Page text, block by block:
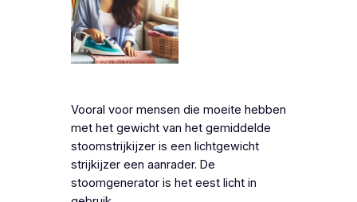
Vooral voor mensen die moeite hebben
met het gewicht van het gemiddelde
stoomstrijkijzer is een lichtgewicht
strijkijzer een aanrader. De
stoomgenerator is het eest licht in